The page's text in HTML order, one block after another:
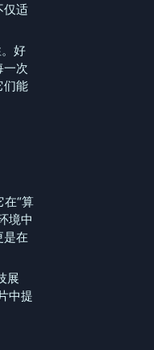
仅适
好
一次
们能
在“算
境中
是在
展
中提